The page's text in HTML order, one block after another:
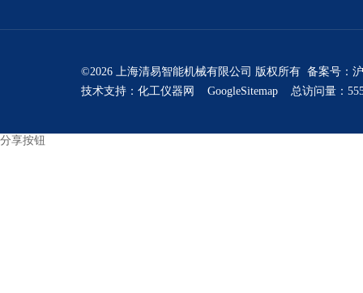
©2026 上海清易智能机械有限公司 版权所有 备案号：
技术支持： 化工仪器网 GoogleSitemap 总访问量：
分享按钮